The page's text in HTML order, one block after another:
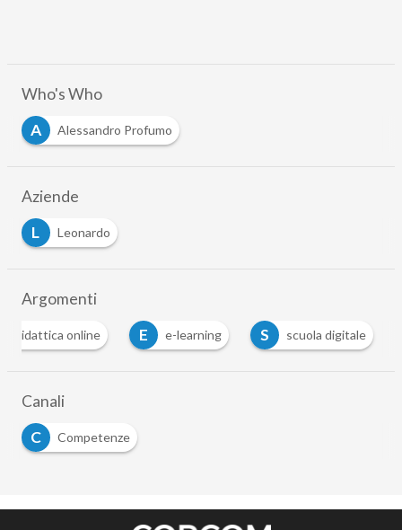
Who's Who
A
Alessandro Profumo
Aziende
L
Leonardo
Argomenti
didattica online E e-learning S scuola digitale
Canali
C
Competenze